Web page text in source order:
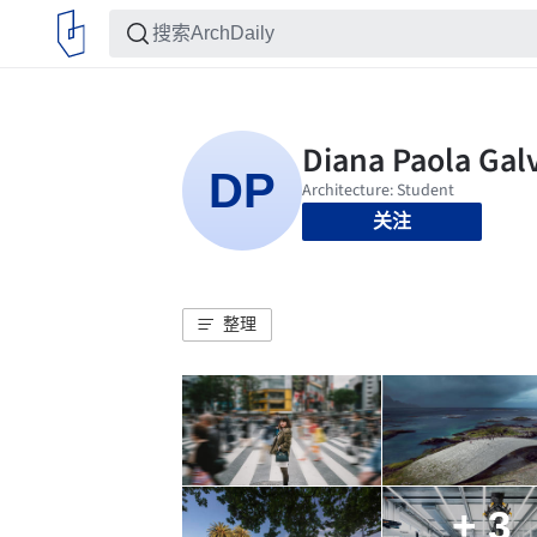
关注
整理
+ 3